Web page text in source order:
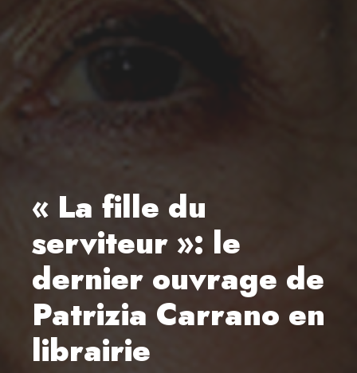
« La fille du
serviteur »: le
dernier ouvrage de
Patrizia Carrano en
librairie